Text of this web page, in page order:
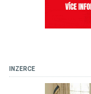
INZERCE